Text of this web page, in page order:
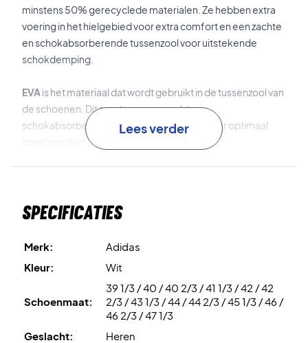
minstens 50% gerecyclede materialen. Ze hebben extra
voering in het hielgebied voor extra comfort en een zachte
en schokabsorberende tussenzool voor uitstekende
schokdemping.
EVAis het materiaal dat wordt gebruikt in de tussenzool van
de schoenen. Dit zorgt voor een zachte,
schokabsorberende en lichte tussenzool voor optimaal
speelcomfort.
veld.
Ervaar het comfort op het veld - koop vandaag nog een
Kleur: Wit en donkerblauw.
Lees verder
Specificaties
Merk:
Adidas
Kleur:
Wit
Schoenmaat:
39 1/3 / 40 / 40 2/3 / 41 1/3 / 42 / 42
2/3 / 43 1/3 / 44 / 44 2/3 / 45 1/3 / 46 /
46 2/3 / 47 1/3
Geslacht:
Heren